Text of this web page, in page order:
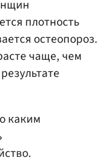
плотность
остеопороз.
чаще, чем
каким